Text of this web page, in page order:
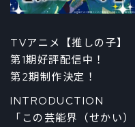
TVアニメ【推しの子】
第1期好評配信中！
第2期制作決定！
INTRODUCTION
「この芸能界（せかい